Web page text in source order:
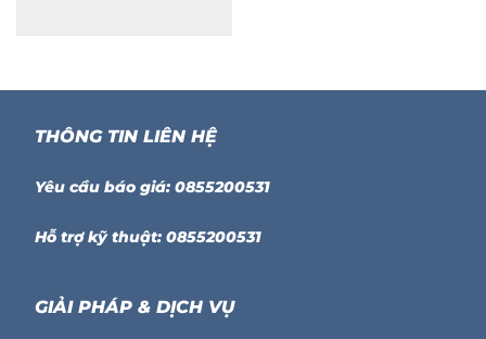
THÔNG TIN LIÊN HỆ
Yêu cầu báo giá: 0855200531
Hỗ trợ kỹ thuật: 0855200531
GIẢI PHÁP & DỊCH VỤ